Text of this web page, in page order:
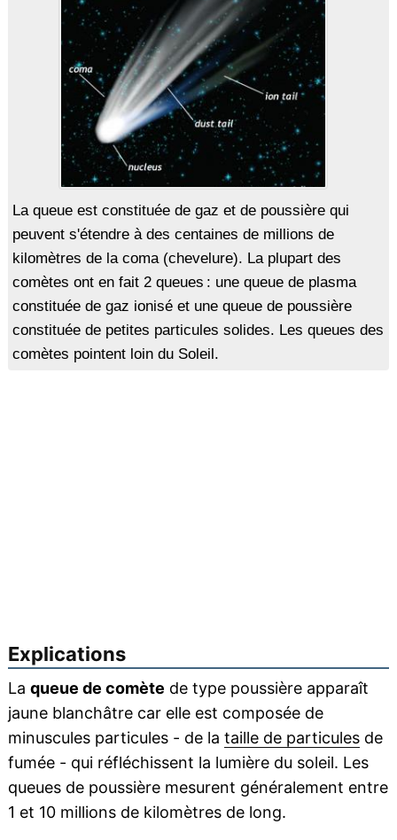
La queue est constituée de gaz et de poussière qui
peuvent s'étendre à des centaines de millions de
kilomètres de la coma (chevelure). La plupart des
comètes ont en fait 2 queues : une queue de plasma
constituée de gaz ionisé et une queue de poussière
constituée de petites particules solides. Les queues des
comètes pointent loin du Soleil.
Explications
La queue de comète de type poussière apparaît
jaune blanchâtre car elle est composée de
minuscules particules - de la taille de particulesde
fumée - qui réfléchissent la lumière du soleil. Les
queues de poussière mesurent généralement entre
1 et 10 millions de kilomètres de long.